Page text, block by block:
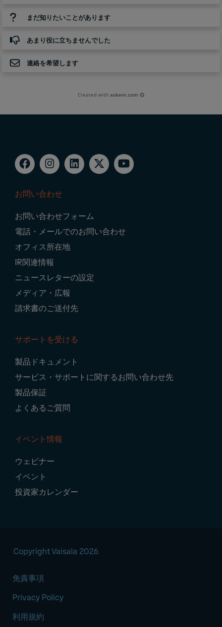
まだ知りたいことがあります
あまり役に立ちませんでした
連絡を希望します
Created withaskem.com
Navigation
お問い合わせ
お問い合わせフォーム
電話・メールでのお問い合わせ
オフィス所在地
IR関連情報
ニュースレターの設定
メディア・広報
請求書のご送付先
サポートを受ける
製品ドキュメント
サービス・サポートに関するお問い合わせ先
製品保証
よくあるご質問
イベント情報
ウェビナー
イベント
投資家カレンダー
Copyright Vaisala 2026
免責事項
Privacy Policy
利用規約